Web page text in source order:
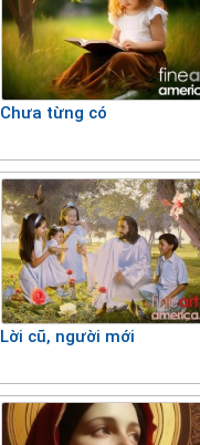
Chưa từng có
Lời cũ, người mới